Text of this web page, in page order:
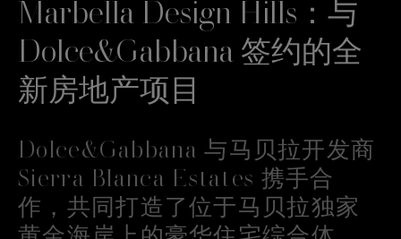
Marbella Design Hills：与
Dolce&Gabbana 签约的全
新房地产项目
Dolce&Gabbana 与马贝拉开发商
Sierra Blanca Estates 携手合
作，共同打造了位于马贝拉独家